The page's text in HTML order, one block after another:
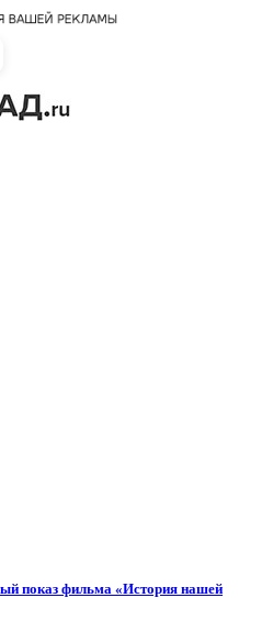
показ фильма «История нашей